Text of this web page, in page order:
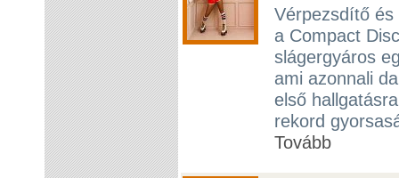
Vérpezsdítő és
a Compact
slágergyáros
ami azonnali
első
rekord
Tovább